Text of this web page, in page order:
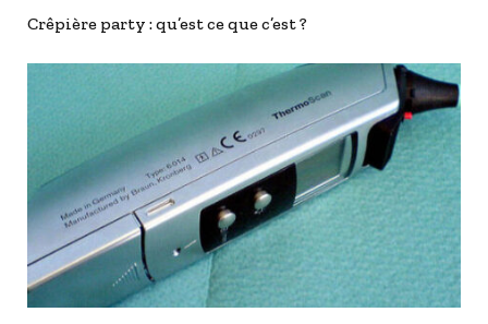
Crêpière party : qu’est ce que c’est ?